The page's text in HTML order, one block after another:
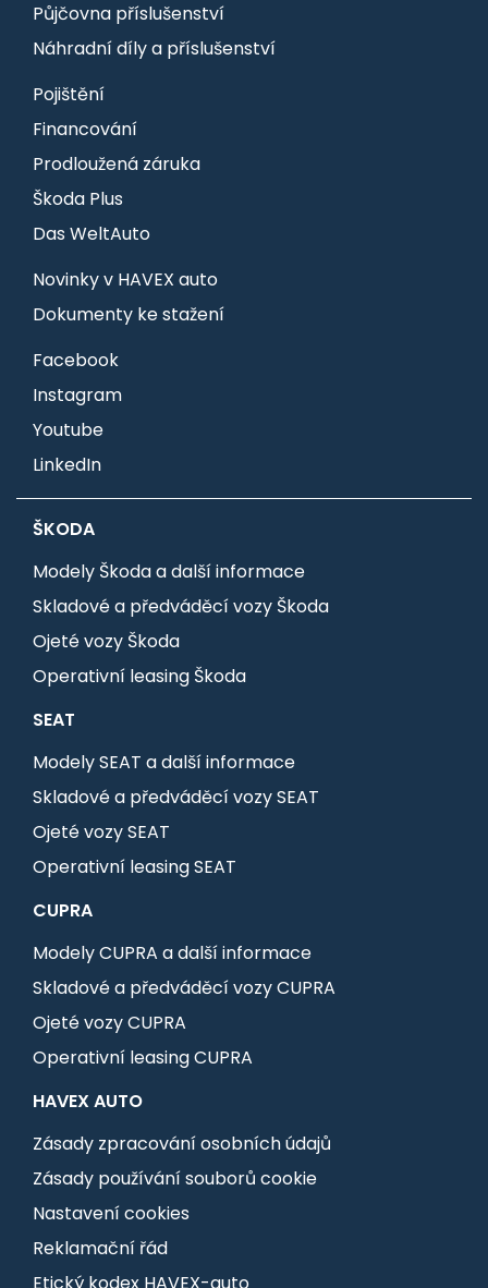
Půjčovna příslušenství
Náhradní díly a příslušenství
Pojištění
Financování
Prodloužená záruka
Škoda Plus
Das WeltAuto
Novinky v HAVEX auto
Dokumenty ke stažení
Facebook
Instagram
Youtube
LinkedIn
ŠKODA
Modely Škoda a další informace
Skladové a předváděcí vozy Škoda
Ojeté vozy Škoda
Operativní leasing Škoda
SEAT
Modely SEAT a další informace
Skladové a předváděcí vozy SEAT
Ojeté vozy SEAT
Operativní leasing SEAT
CUPRA
Modely CUPRA a další informace
Skladové a předváděcí vozy CUPRA
Ojeté vozy CUPRA
Operativní leasing CUPRA
HAVEX AUTO
Zásady zpracování osobních údajů
Zásady používání souborů cookie
Nastavení cookies
Reklamační řád